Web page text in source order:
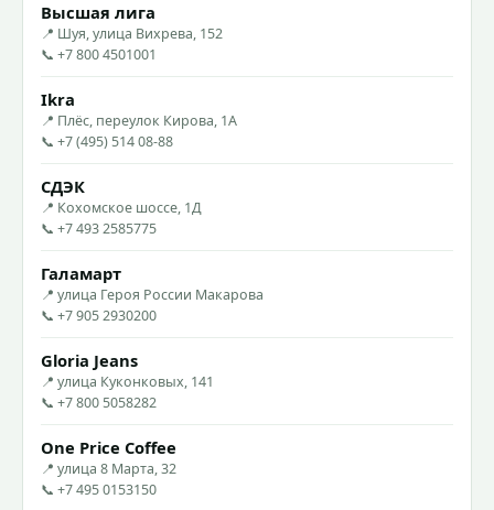
Высшая лига
📍 Шуя, улица Вихрева, 152
📞 +7 800 4501001
Ikra
📍 Плёс, переулок Кирова, 1А
📞 +7 (495) 514 08-88
СДЭК
📍 Кохомское шоссе, 1Д
📞 +7 493 2585775
Галамарт
📍 улица Героя России Макарова
📞 +7 905 2930200
Gloria Jeans
📍 улица Куконковых, 141
📞 +7 800 5058282
One Price Coffee
📍 улица 8 Марта, 32
📞 +7 495 0153150